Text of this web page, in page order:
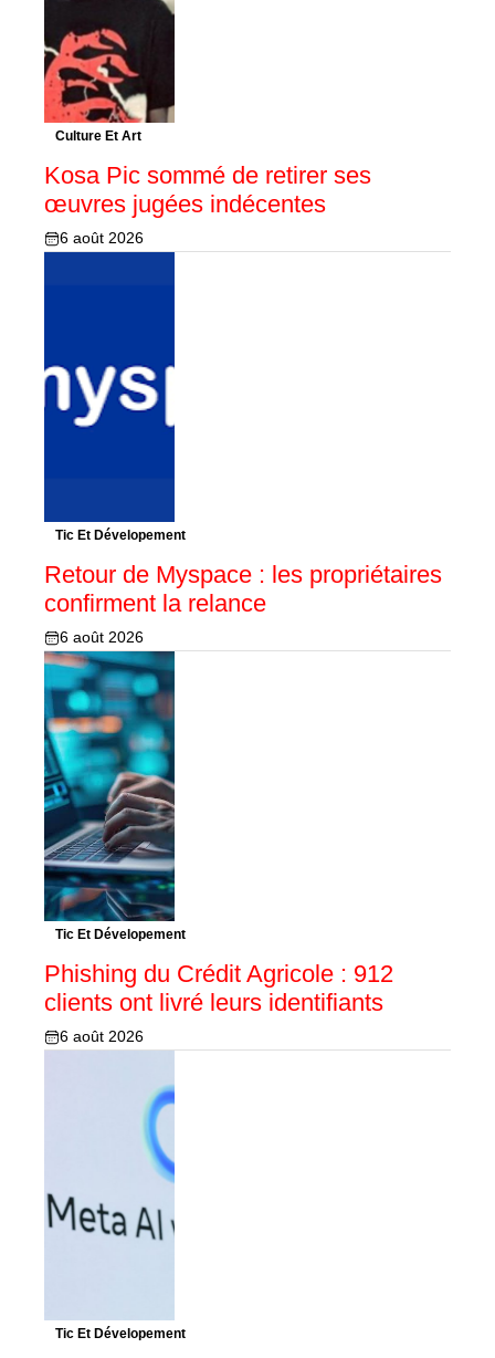
Culture Et Art
Kosa Pic sommé de retirer ses
œuvres jugées indécentes
6 août 2026
Tic Et Dévelopement
Retour de Myspace : les propriétaires
confirment la relance
6 août 2026
Tic Et Dévelopement
Phishing du Crédit Agricole : 912
clients ont livré leurs identifiants
6 août 2026
Tic Et Dévelopement